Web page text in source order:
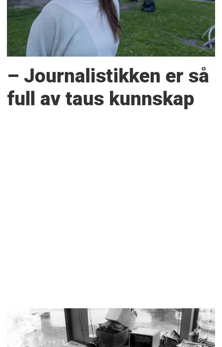
– Journalistikken er så
full av taus kunnskap